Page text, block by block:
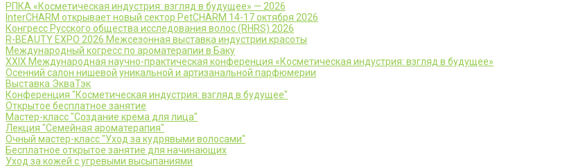
РПКА «Косметическая индустрия: взгляд в будущее» — 2026
InterCHARM открывает новый сектор PetCHARM 14-17 октября 2026
Конгресс Русского общества исследования волос (RHRS) 2026
R-BEAUTY EXPO 2026 Межсезонная выставка индустрии красоты
Международный когресс по ароматерапии в Баку
XXIX Международная научно-практическая конференция «Косметическая индустрия: взгляд в будущее»
Осенний салон нишевой уникальной и артизанальной парфюмерии
Выставка ЭкваТэк
Конференция "Косметическая индустрия: взгляд в будущее"
Открытое бесплатное занятие
Мастер-класс "Создание крема для лица"
Лекция "Семейная ароматерапия"
Очный мастер-класс "Уход за кудрявыми волосами"
Бесплатное открытое занятие для начинающих
Уход за кожей с угревыми высыпаниями